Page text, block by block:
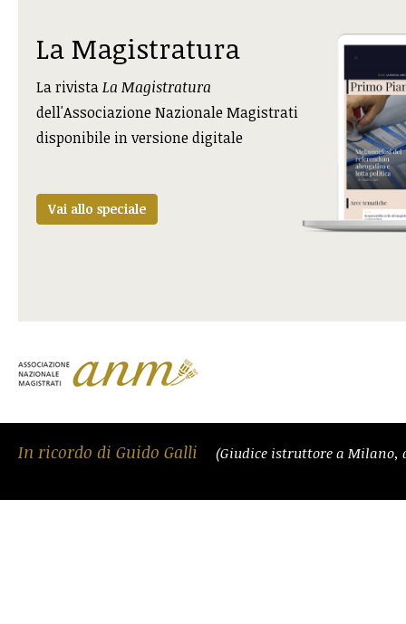
La Magistratura
La rivistaLa Magistratura
dell'Associazione Nazionale Magistrati
disponibile in versione digitale
Vai allo speciale
In ricordo di Guido Galli (Giudice istruttore a Milano,